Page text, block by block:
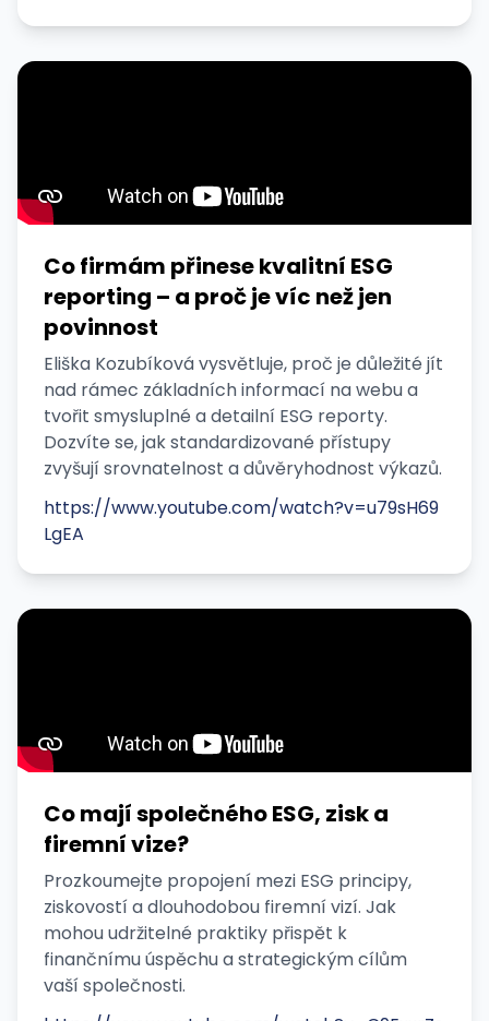
Co firmám přinese kvalitní ESG
reporting – a proč je víc než jen
povinnost
Eliška Kozubíková vysvětluje, proč je důležité jít
nad rámec základních informací na webu a
tvořit smysluplné a detailní ESG reporty.
Dozvíte se, jak standardizované přístupy
zvyšují srovnatelnost a důvěryhodnost výkazů.
https://www.youtube.com/watch?v=u79sH69
LgEA
Co mají společného ESG, zisk a
firemní vize?
Prozkoumejte propojení mezi ESG principy,
ziskovostí a dlouhodobou firemní vizí. Jak
mohou udržitelné praktiky přispět k
finančnímu úspěchu a strategickým cílům
vaší společnosti.